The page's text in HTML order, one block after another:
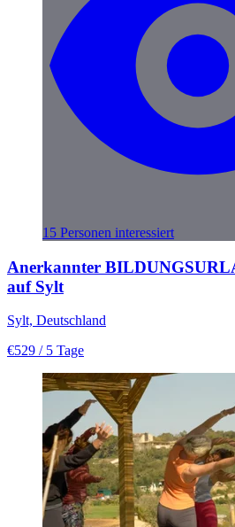
15 Personen interessiert
Anerkannter
auf Sylt
Sylt, Deutschland
€529 / 5 Tage